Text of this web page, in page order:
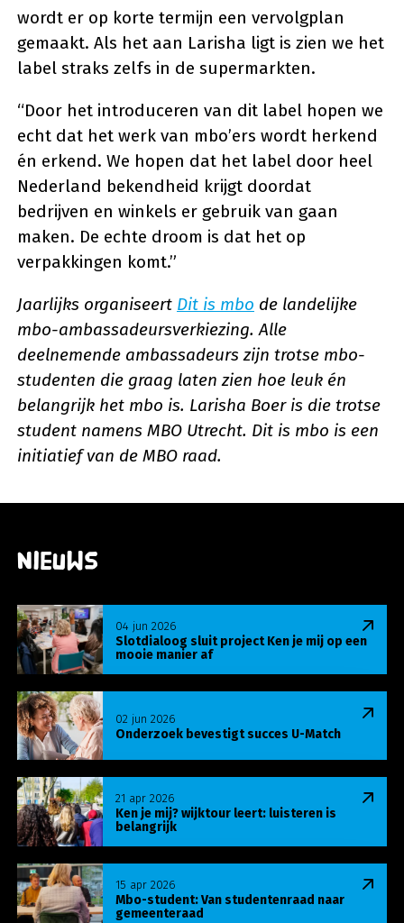
wordt er op korte termijn een vervolgplan
gemaakt. Als het aan Larisha ligt is zien we het
label straks zelfs in de supermarkten.
“Door het introduceren van dit label hopen we
echt dat het werk van mbo’ers wordt herkend
én erkend. We hopen dat het label door heel
Nederland bekendheid krijgt doordat
bedrijven en winkels er gebruik van gaan
maken. De echte droom is dat het op
verpakkingen komt.”
Jaarlijks organiseert Dit is mbo de landelijke
mbo-ambassadeursverkiezing. Alle
deelnemende ambassadeurs zijn trotse mbo-
studenten die graag laten zien hoe leuk én
belangrijk het mbo is. Larisha Boer is die trotse
student namens MBO Utrecht. Dit is mbo is een
initiatief van de MBO raad.
Nieuws
Slotdialoog sluit project Ken je mij op een
mooie manier af
04 jun 2026
Lees meer over Slotdialoog sluit project Ken je
Onderzoek bevestigt succes U-Match
02 jun 2026
Lees meer over Onderzoek bevestigt succes U-
Ken je mij? wijktour leert: luisteren is
belangrijk
21 apr 2026
Lees meer over Ken je mij? wijktour leert:
Mbo-student: Van studentenraad naar
gemeenteraad
15 apr 2026
Lees meer over Mbo-student: Van